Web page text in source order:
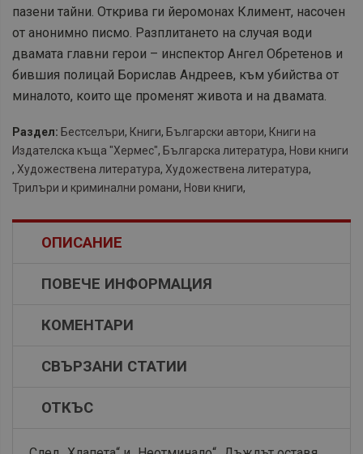
пазени тайни. Открива ги йеромонах Климент, насочен
от анонимно писмо. Разплитането на случая води
двамата главни герои – инспектор Ангел Обретенов и
бившия полицай Борислав Андреев, към убийства от
миналото, които ще променят живота и на двамата.
Раздел: Бестселъри, Книги, Български автори, Книги на
Издателска къща "Хермес", Българска литература, Нови книги
, Художествена литература, Художествена литература,
Трилъри и криминални романи, Нови книги,
ОПИСАНИЕ
ПОВЕЧЕ ИНФОРМАЦИЯ
КОМЕНТАРИ
СВЪРЗАНИ СТАТИИ
ОТКЪС